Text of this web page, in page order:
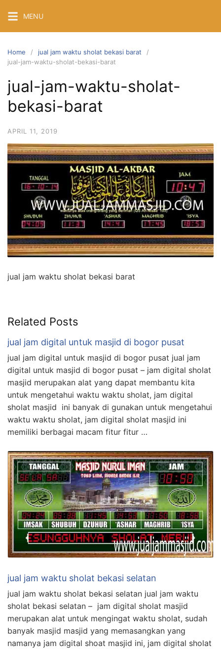
content
MENU
Home
jual jam waktu sholat bekasi barat
jual-jam-waktu-sholat-bekasi-barat
jual-jam-waktu-sholat-
bekasi-barat
APRIL 11, 2019
jual jam waktu sholat bekasi barat
Related Posts
jual jam digital untuk masjid di bogor pusat
jual jam digital untuk masjid di bogor pusat jual jam
digital untuk masjid di bogor pusat – jam digital sholat
masjid merupakan alat yang dapat membantu kita
untuk mengetahui waktu waktu sholat, jam digital
sholat masjid ini banyak di gunakan untuk mengetahui
waktu waktu sholat, jam digital sholat masjid ini
memiliki berbagai macam fitur fitur …
jual jam waktu sholat bekasi selatan
jual jam waktu sholat bekasi selatan jual jam waktu
sholat bekasi selatan – jam digital sholat masjid
merupakan alat untuk mengingat waktu sholat, sudah
banyak masjid masjid yang memasangkan yang
namanya jam digital shoat masjid ini, jam digital sholat